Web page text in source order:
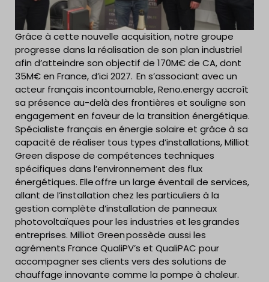
Grâce à cette nouvelle acquisition, notre groupe
progresse dans la réalisation de son plan industriel
afin d’atteindre son objectif de 170M€ de CA, dont
35M€ en France, d’ici 2027. En s’associant avec un
acteur français incontournable, Reno.energy accroît
sa présence au-delà des frontières et souligne son
engagement en faveur de la transition énergétique.
Spécialiste français en énergie solaire et grâce à sa
capacité de réaliser tous types d’installations, Milliot
Green dispose de compétences techniques
spécifiques dans l’environnement des flux
énergétiques. Elle offre un large éventail de services,
allant de l’installation chez les particuliers à la
gestion complète d’installation de panneaux
photovoltaïques pour les industries et les grandes
entreprises. Milliot Green possède aussi les
agréments France QualiPV’s et QualiPAC pour
accompagner ses clients vers des solutions de
chauffage innovante comme la pompe à chaleur.